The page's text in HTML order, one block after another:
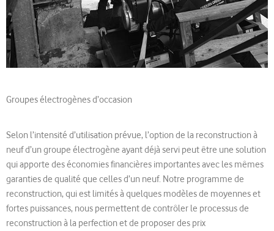
Groupes électrogènes d’occasion
Selon l’intensité d’utilisation prévue, l’option de la reconstruction à
neuf d’un groupe électrogène ayant déjà servi peut être une solution
qui apporte des économies financières importantes avec les mêmes
garanties de qualité que celles d’un neuf. Notre programme de
reconstruction, qui est limités à quelques modèles de moyennes et
fortes puissances, nous permettent de contrôler le processus de
reconstruction à la perfection et de proposer des prix